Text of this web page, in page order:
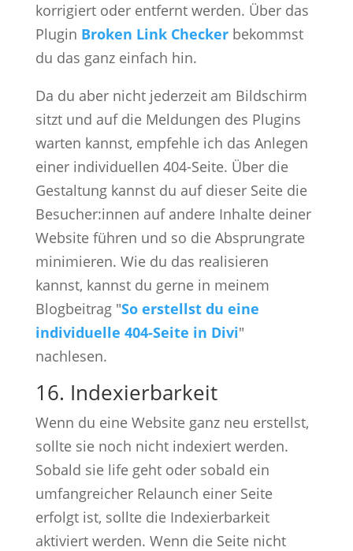
korrigiert oder entfernt werden. Über das
Plugin Broken Link Checkerbekommst
du das ganz einfach hin.
Da du aber nicht jederzeit am Bildschirm
sitzt und auf die Meldungen des Plugins
warten kannst, empfehle ich das Anlegen
einer individuellen 404-Seite. Über die
Gestaltung kannst du auf dieser Seite die
Besucher:innen auf andere Inhalte deiner
Website führen und so die Absprungrate
minimieren. Wie du das realisieren
kannst, kannst du gerne in meinem
Blogbeitrag "So erstellst du eine
individuelle 404-Seite in Divi"
nachlesen.
16. Indexierbarkeit
Wenn du eine Website ganz neu erstellst,
sollte sie noch nicht indexiert werden.
Sobald sie life geht oder sobald ein
umfangreicher Relaunch einer Seite
erfolgt ist, sollte die Indexierbarkeit
aktiviert werden. Wenn die Seite nicht